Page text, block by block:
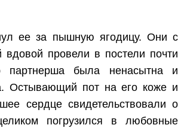
ее за пышную ягодицу. Они с
вдовой провели в постели почти
партнерша была ненасытна и
Остывающий пот на его коже и
сердце свидетельствовали о
погрузился в любовные